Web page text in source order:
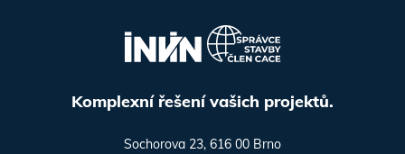
Komplexní řešení vašich projektů.
Sochorova 23, 616 00 Brno